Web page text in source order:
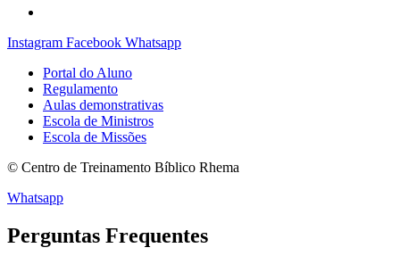
Instagram Facebook Whatsapp
Portal do Aluno
Regulamento
Aulas demonstrativas
Escola de Ministros
Escola de Missões
© Centro de Treinamento Bíblico Rhema
Whatsapp
Perguntas Frequentes